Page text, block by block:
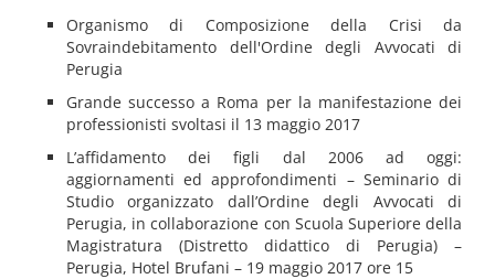
Organismo di Composizione della Crisi da
Sovraindebitamento dell'Ordine degli Avvocati di
Perugia
Grande successo a Roma per la manifestazione dei
professionisti svoltasi il 13 maggio 2017
L’affidamento dei figli dal 2006 ad oggi:
aggiornamenti ed approfondimenti – Seminario di
Studio organizzato dall’Ordine degli Avvocati di
Perugia, in collaborazione con Scuola Superiore della
Magistratura (Distretto didattico di Perugia) –
Perugia, Hotel Brufani – 19 maggio 2017 ore 15